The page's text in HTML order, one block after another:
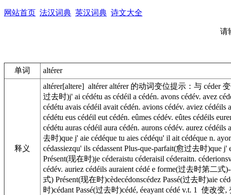
网站首页 法汉词典 英汉词典 诗文大全
请
单词 altérer
释义
altérer[altere] altérer altérer 的动词变位提示：与 céder
过去时)j' ai cédétu as cédéil a cédén. avons cédév. avez
cédétu avais cédéil avait cédén. avions cédév. aviez
cédétu eus cédéil eut cédén. eûmes cédév. eûtes cédéils
cédétu auras cédéil aura cédén. aurons cédév. aurez
去时)que j' aie cédéque tu aies cédéqu' il ait cédéque n.
cédassiezqu' ils cédassent Plus-que-parfait(愈过去时)que
Présent(现在时)je céderaistu céderaisil céderaitn.
cédév. auriez cédéils auraient cédé e forme(过去时第二式
式) Présent(现在时)cèdecédonscédez Passé(过去时)aie
时)cédant Passé(过去时)cédé, éeayant cédé v.t. 1 使改